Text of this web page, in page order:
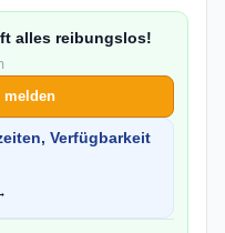
alles reibungslos!
melden
Verfügbarkeit